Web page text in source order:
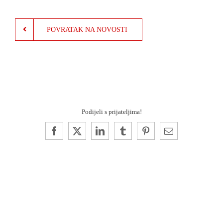
POVRATAK NA NOVOSTI
Podijeli s prijateljima!
Facebook
X LinkedInTumblrPinterestEmail: